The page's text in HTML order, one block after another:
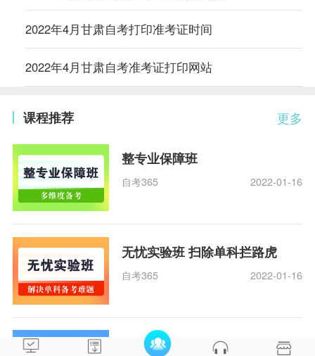
2022年4月甘肃自考打印准考证时间
2022年4月甘肃自考准考证打印网站
更多
课程推荐
整专业保障班
自考365 2022-01-16
无忧实验班 扫除单科拦路虎
自考365 2022-01-16
超值精品班 随报随学